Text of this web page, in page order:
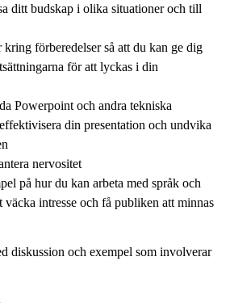
ditt budskap i olika situationer och till
förberedelser så att du kan ge dig
för att lyckas i din
Powerpoint och andra tekniska
din presentation och undvika
nervositet
på hur du kan arbeta med språk och
väcka intresse och få publiken att minnas
diskussion och exempel som involverar